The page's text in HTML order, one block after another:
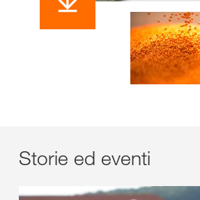
Storie ed eventi